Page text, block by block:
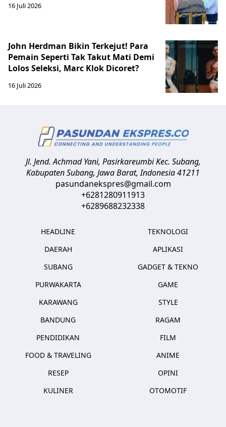
16 Juli 2026
John Herdman Bikin Terkejut! Para
Pemain Seperti Tak Takut Mati Demi
Lolos Seleksi, Marc Klok Dicoret?
16 Juli 2026
Jl. Jend. Achmad Yani, Pasirkareumbi Kec. Subang,
Kabupaten Subang, Jawa Barat,Indonesia41211
pasundanekspres@gmail.com
+6281280911913
+6289688232338
HEADLINE
DAERAH
SUBANG
PURWAKARTA
KARAWANG
BANDUNG
PENDIDIKAN
FOOD & TRAVELING
RESEP
KULINER
TEKNOLOGI
APLIKASI
GADGET & TEKNO
GAME
STYLE
RAGAM
FILM
ANIME
OPINI
OTOMOTIF